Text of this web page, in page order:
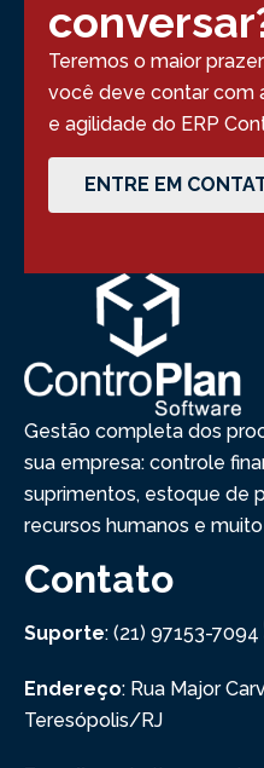
Teremos o maior
você deve contar com
e agilidade do ERP
ENTRE EM
Gestão completa dos
sua empresa: controle
suprimentos, estoque de
recursos humanos e
Contato
Suporte: (21) 97153-7094
Endereço: Rua Major
Teresópolis/RJ